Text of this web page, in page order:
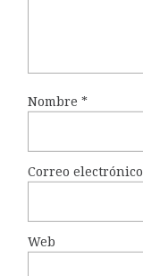
Nombre *
Correo electrónico
Web